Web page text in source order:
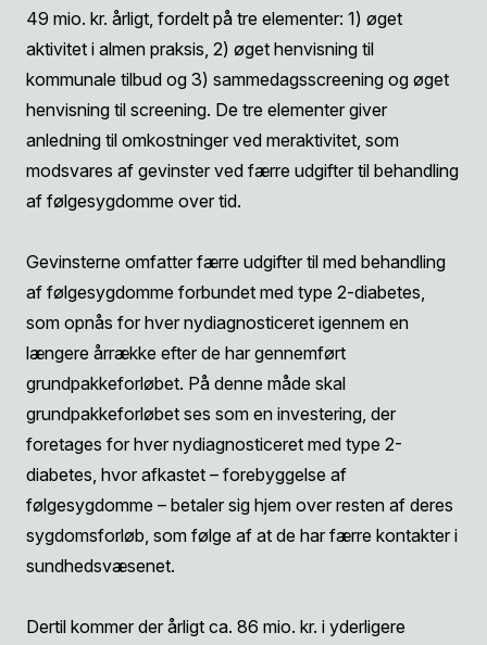
49 mio. kr. årligt, fordelt på tre elementer: 1) øget
aktivitet i almen praksis, 2) øget henvisning til
kommunale tilbud og 3) sammedagsscreening og øget
henvisning til screening. De tre elementer giver
anledning til omkostninger ved meraktivitet, som
modsvares af gevinster ved færre udgifter til behandling
af følgesygdomme over tid.
Gevinsterne omfatter færre udgifter til med behandling
af følgesygdomme forbundet med type 2-diabetes,
som opnås for hver nydiagnosticeret igennem en
længere årrække efter de har gennemført
grundpakkeforløbet. På denne måde skal
grundpakkeforløbet ses som en investering, der
foretages for hver nydiagnosticeret med type 2-
diabetes, hvor afkastet – forebyggelse af
følgesygdomme – betaler sig hjem over resten af deres
sygdomsforløb, som følge af at de har færre kontakter i
sundhedsvæsenet.
Dertil kommer der årligt ca. 86 mio. kr. i yderligere